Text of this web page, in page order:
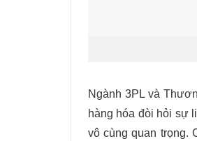
Ngành 3PL và
hàng hóa đòi hỏi sự
vô cùng quan trọng.